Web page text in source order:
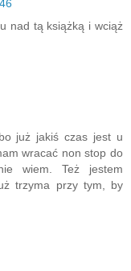
nad tą książką i wciąż
już jakiś czas jest u
wracać non stop do
wiem. Też jestem
trzyma przy tym, by